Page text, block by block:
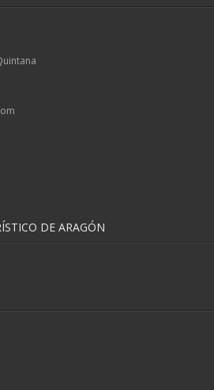
DE ARAGÓN